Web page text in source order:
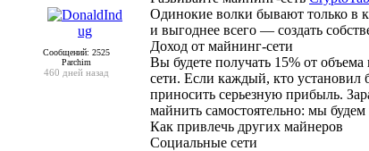
Сообщений: 2525
Parchim
460 дней назад
Одинокие волки бывают только в
и выгоднее всего — создать
Доход от майнинг-сети
Вы будете получать 15% от
сети. Если каждый, кто установил
приносить серьезную прибыль.
майнить самостоятельно: мы
Как привлечь других майнеров
Социальные сети